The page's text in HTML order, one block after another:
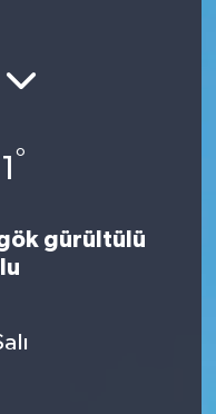
°
gürültülü